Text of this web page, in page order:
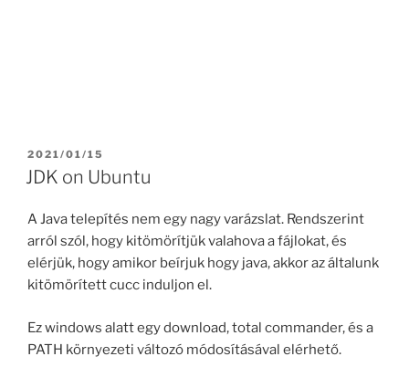
POSTED
ON
2021/01/15
JDK on Ubuntu
A Java telepítés nem egy nagy varázslat. Rendszerint
arról szól, hogy kitömörítjük valahova a fájlokat, és
elérjük, hogy amikor beírjuk hogy java, akkor az általunk
kitömörített cucc induljon el.
Ez windows alatt egy download, total commander, és a
PATH környezeti változó módosításával elérhető.